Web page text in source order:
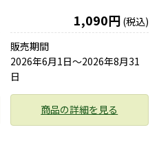
1,090円 (税込)
販売期間
2026年6月1日〜2026年8月31
日
商品の詳細を見る